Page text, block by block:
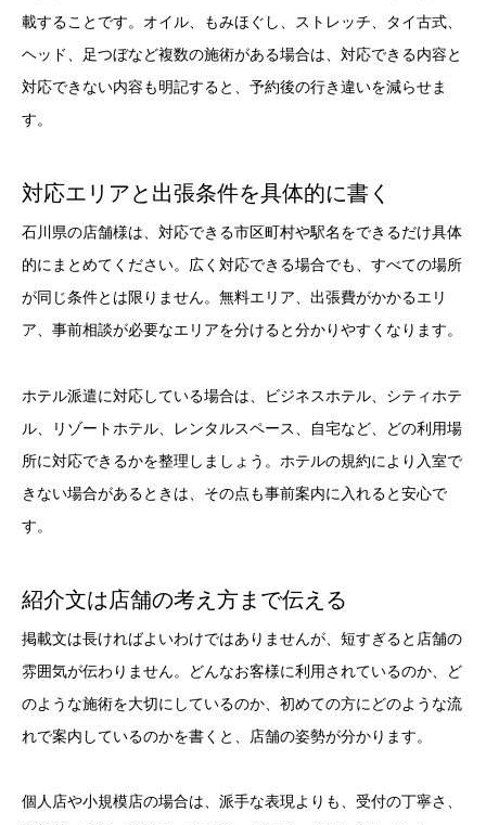
載することです。オイル、もみほぐし、ストレッチ、タイ古式、
ヘッド、足つぼなど複数の施術がある場合は、対応できる内容と
対応できない内容も明記すると、予約後の行き違いを減らせま
す。
対応エリアと出張条件を具体的に書く
石川県の店舗様は、対応できる市区町村や駅名をできるだけ具体
的にまとめてください。広く対応できる場合でも、すべての場所
が同じ条件とは限りません。無料エリア、出張費がかかるエリ
ア、事前相談が必要なエリアを分けると分かりやすくなります。
ホテル派遣に対応している場合は、ビジネスホテル、シティホテ
ル、リゾートホテル、レンタルスペース、自宅など、どの利用場
所に対応できるかを整理しましょう。ホテルの規約により入室で
きない場合があるときは、その点も事前案内に入れると安心で
す。
紹介文は店舗の考え方まで伝える
掲載文は長ければよいわけではありませんが、短すぎると店舗の
雰囲気が伝わりません。どんなお客様に利用されているのか、ど
のような施術を大切にしているのか、初めての方にどのような流
れで案内しているのかを書くと、店舗の姿勢が分かります。
個人店や小規模店の場合は、派手な表現よりも、受付の丁寧さ、